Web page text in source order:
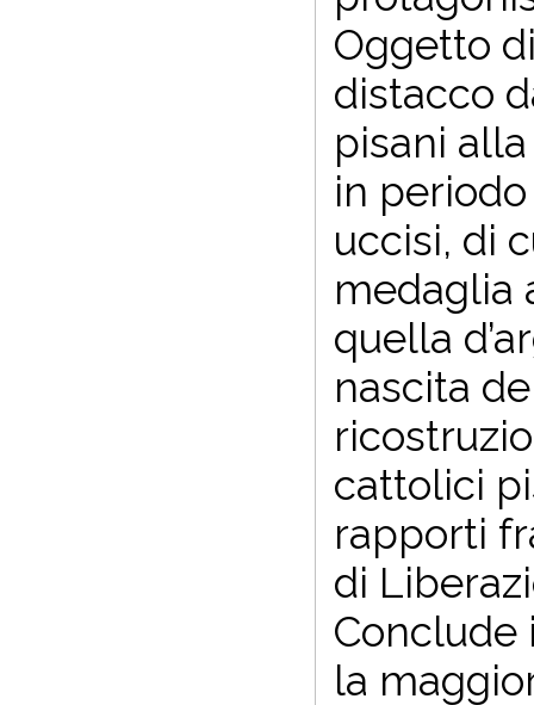
Oggetto
distacco
pisani
in
uccisi, di
medaglia
quella
nascita
cattolici
rapporti
di
Conclude
la